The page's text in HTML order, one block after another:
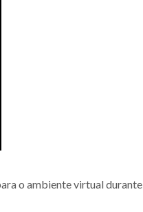
o ambiente virtual durante